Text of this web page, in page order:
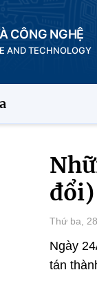
CÔNG NGHỆ
AND TECHNOLOGY
đổi)
Thứ ba,
Ngày
tán